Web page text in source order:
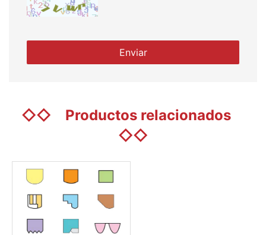
◇◇ Productos relacionados
◇◇